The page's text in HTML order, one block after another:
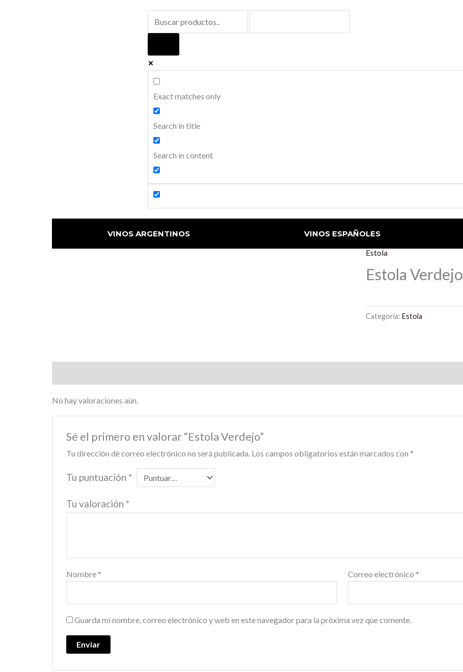
Exact matches only
Search in title
Search in content
VINOS ARGENTINOS VINOS ESPAÑOLES
Estola
Estola Verdejo
Categoría: Estola
No hay valoraciones aún.
Sé el primero en valorar “Estola Verdejo”
Tu dirección de correo electrónico no será publicada. Los campos obligatorios están marcados con *
Tu puntuación *
Tu valoración *
Nombre * Correo electrónico *
Guarda mi nombre, correo electrónico y web en este navegador para la próxima vez que comente.